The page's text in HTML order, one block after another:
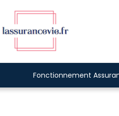
Fonctionnement